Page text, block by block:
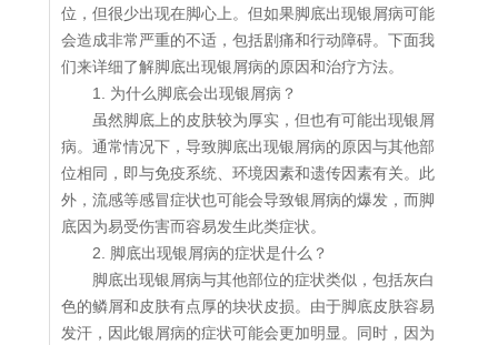
位，但很少出现在脚心上。但如果脚底出现银屑病可能
会造成非常严重的不适，包括剧痛和行动障碍。下面我
们来详细了解脚底出现银屑病的原因和治疗方法。
1. 为什么脚底会出现银屑病？
虽然脚底上的皮肤较为厚实，但也有可能出现银屑
病。通常情况下，导致脚底出现银屑病的原因与其他部
位相同，即与免疫系统、环境因素和遗传因素有关。此
外，流感等感冒症状也可能会导致银屑病的爆发，而脚
底因为易受伤害而容易发生此类症状。
2. 脚底出现银屑病的症状是什么？
脚底出现银屑病与其他部位的症状类似，包括灰白
色的鳞屑和皮肤有点厚的块状皮损。由于脚底皮肤容易
发汗，因此银屑病的症状可能会更加明显。同时，因为